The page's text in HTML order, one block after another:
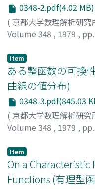
0348-2.pdf(4.02 MB)
( 京都大学数理解析研究
Volume 348 , 1979 ,
Item
ある整函数の可換
曲線の値分布)
0348-3.pdf(845.03
( 京都大学数理解析研究
Volume 348 , 1979 ,
Item
On a Characteristic
Functions (有理型